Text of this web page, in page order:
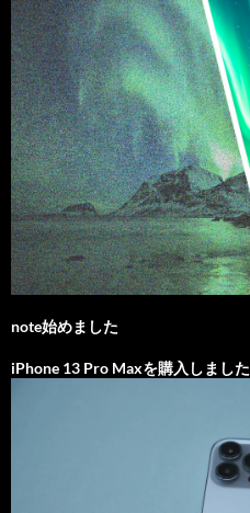
note始めました
iPhone 13 Pro Maxを購入しました